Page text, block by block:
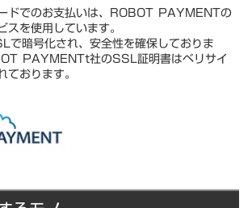
ドでのお支払いは、ROBOT PAYMENTの
を使用しています。
で暗号化され、安全性を確保しておりま
PAYMENTt社のSSL証明書はベリサイ
おります。